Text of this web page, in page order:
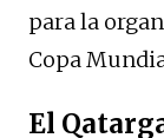
para la
Copa
El